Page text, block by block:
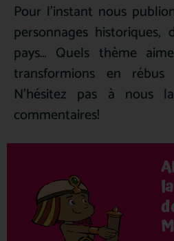
Pour l’instant nous
personnages
pays… Quels thème
transformions en
N’hésitez pas à nous
commentaires!